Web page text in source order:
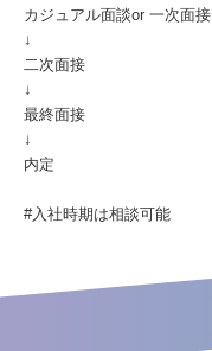
カジュアル面談or 一次面接
↓
二次面接
↓
最終面接
↓
内定
#入社時期は相談可能